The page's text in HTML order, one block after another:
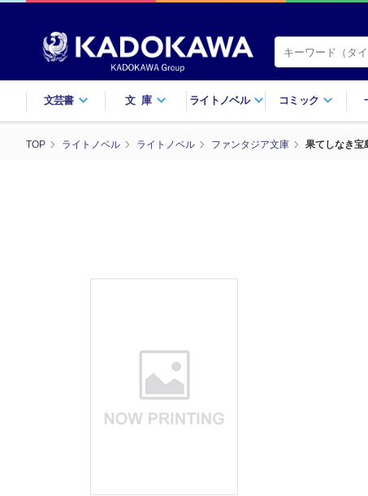
文芸書 文庫 ライトノベル コミック
TOP ライトノベル ライトノベル ファンタジア文庫 果てしなき宝